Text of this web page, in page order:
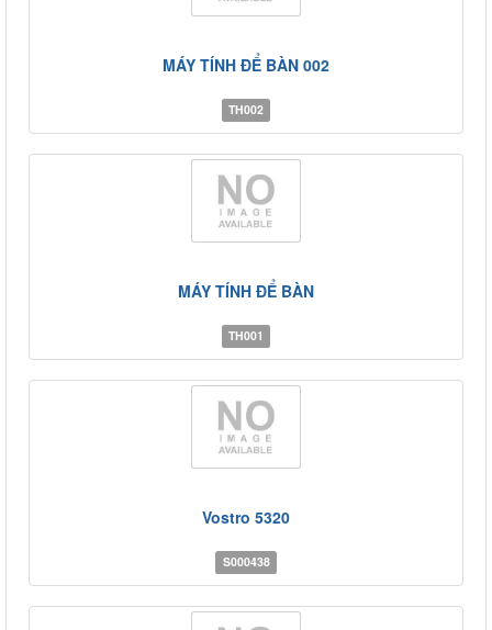
MÁY TÍNH ĐỂ BÀN 002
TH002
MÁY TÍNH ĐỂ BÀN
TH001
Vostro 5320
S000438